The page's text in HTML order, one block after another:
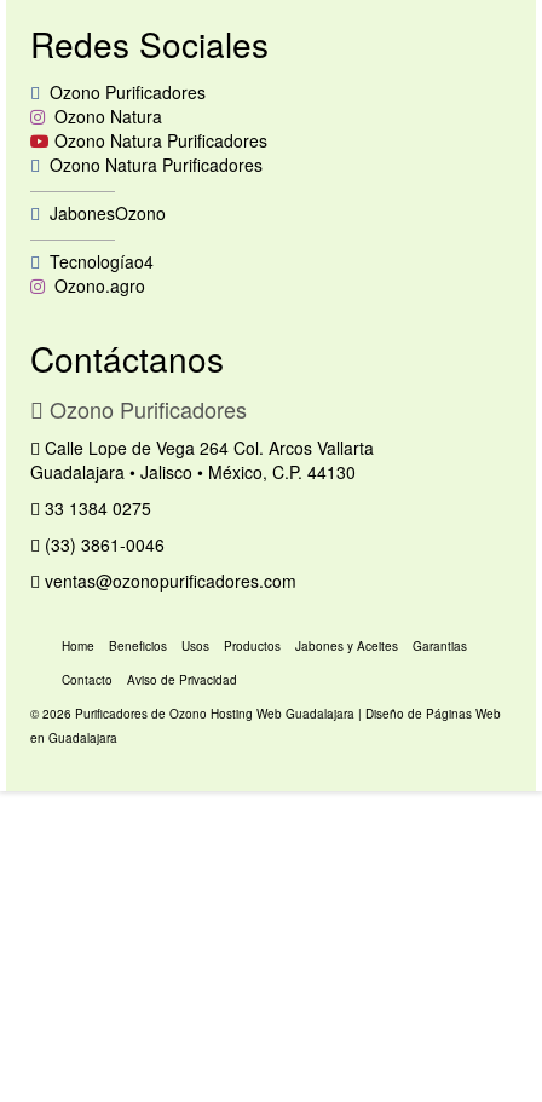
Tips de Ozono
Contacto
Redes Sociales
Ozono Purificadores
Ozono Natura
Ozono Natura Purificadores
Ozono Natura Purificadores
—————
JabonesOzono
—————
Tecnologíao4
Ozono.agro
Contáctanos
Ozono Purificadores
Calle Lope de Vega 264 Col. Arcos Vallarta
Guadalajara • Jalisco • México, C.P. 44130
33 1384 0275
(33) 3861-0046
ventas@ozonopurificadores.com
Home Beneficios Usos Productos Jabones y Aceites
Garantias
Contacto
Aviso de Privacidad
© 2026 Purificadores de Ozono Hosting Web Guadalajara | Diseño de Páginas Web
en Guadalajara